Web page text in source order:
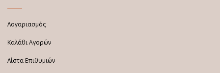
Λογαριασμός
Καλάθι Αγορών
Λίστα Επιθυμιών